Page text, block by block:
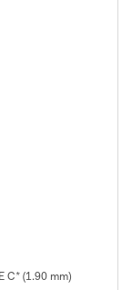
C* (1.90 mm)